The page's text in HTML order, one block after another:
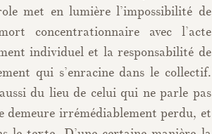
met en lumière l’impossibilité de
concentrationnaire avec l’acte
individuel et la responsabilité de
qui s’enracine dans le collectif.
du lieu de celui qui ne parle pas
demeure irrémédiablement perdu, et